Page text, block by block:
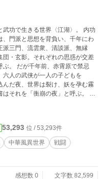
功で生きる世界〈江湖〉。 内功
、門派と思想を背負い、千年にわ
派三門、流雲衆、清談派、無縁
団・玄影。それぞれの思惑が交差
で禁忌
六人の武侠が一人の子どもを
んだ夜、世界は裂け、妖を孕む霧
それを「衡崩の夜」と呼ぶ。 そ
目覚めた少年は、名も過去も失
た瞬間、霧はわずかに道を開い
った。力を振るうたび感情と人
代償として、〈器〉そのものが
に出して生き延びた燕秋は、そ
つ。蘇雨の香は内功と恐怖を鎮
53,293 位 / 53,293件
中華風異世界
戦闘
感想数 0 文字数 82,599